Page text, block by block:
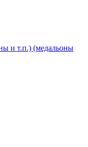
и т.п.) (медальоны